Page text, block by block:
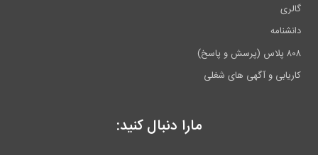
گالری
دانشنامه
۸۰۸ پلاس (پرسش و پاسخ)
کاریابی و آگهی های شغلی
مارا دنبال کنید: